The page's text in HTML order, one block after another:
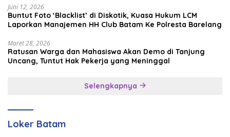
Juni 12, 2026
Buntut Foto ‘Blacklist’ di Diskotik, Kuasa Hukum LCM
Laporkan Manajemen HH Club Batam Ke Polresta Barelang
Maret 28, 2026
Ratusan Warga dan Mahasiswa Akan Demo di Tanjung
Uncang, Tuntut Hak Pekerja yang Meninggal
Selengkapnya
Loker Batam